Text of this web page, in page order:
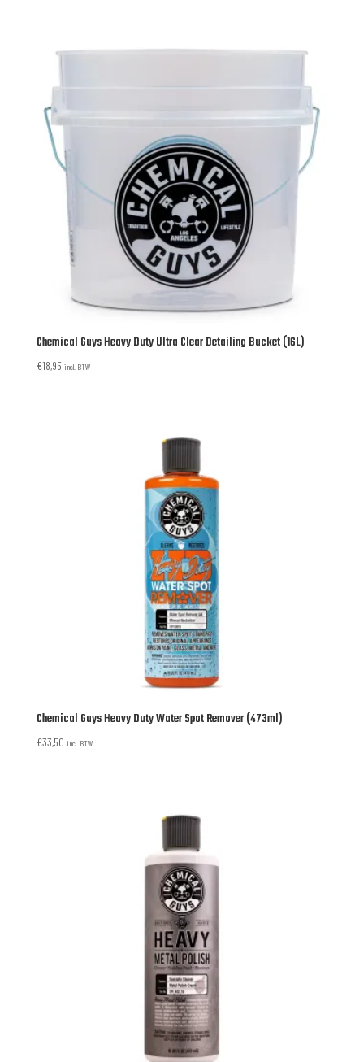
Chemical Guys Heavy Duty Ultra Clear Detailing Bucket (16L)
€18,95 incl. BTW
Chemical Guys Heavy Duty Water Spot Remover (473ml)
€33,50 incl. BTW